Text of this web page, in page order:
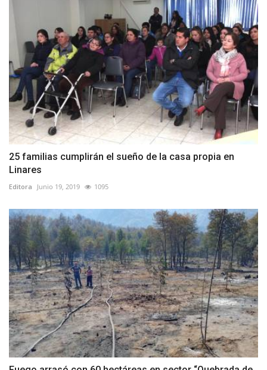
25 familias cumplirán el sueño de la casa propia en
Linares
Editora Junio 19, 2019 1095